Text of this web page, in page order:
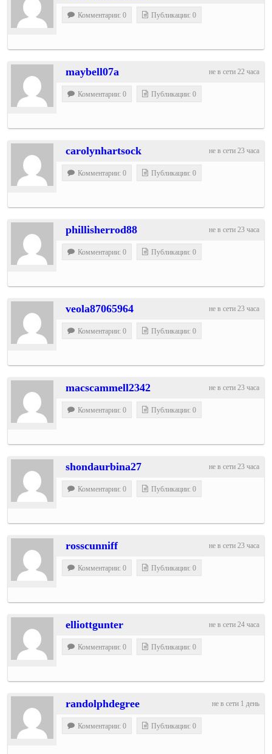
Комментарии: 0 Публикации: 0
не в сети 22 часа
maybell07a
Комментарии: 0 Публикации: 0
не в сети 23 часа
carolynhartsock
Комментарии: 0 Публикации: 0
не в сети 23 часа
phillisherrod88
Комментарии: 0 Публикации: 0
не в сети 23 часа
veola87065964
Комментарии: 0 Публикации: 0
не в сети 23 часа
macscammell2342
Комментарии: 0 Публикации: 0
не в сети 23 часа
shondaurbina27
Комментарии: 0 Публикации: 0
не в сети 23 часа
rosscunniff
Комментарии: 0 Публикации: 0
не в сети 24 часа
elliottgunter
Комментарии: 0 Публикации: 0
не в сети 1 день
randolphdegree
Комментарии: 0 Публикации: 0